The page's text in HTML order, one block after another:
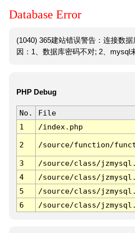
Database Error
(1040) 365建站错误警告：连接数
因：1、数据库密码不对; 2、mysql
PHP Debug
No. File
1
/index.php
2 /source/function/
3 /source/class/
4
/source/class/
5
/source/class/
6
/source/class/